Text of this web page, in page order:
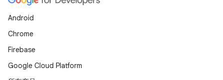
Android
Chrome
Firebase
Google Cloud Platform